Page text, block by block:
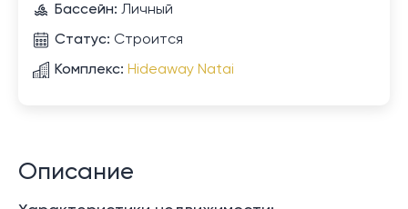
Бассейн: Личный
Статус: Строится
Комплекс: Hideaway Natai
Описание